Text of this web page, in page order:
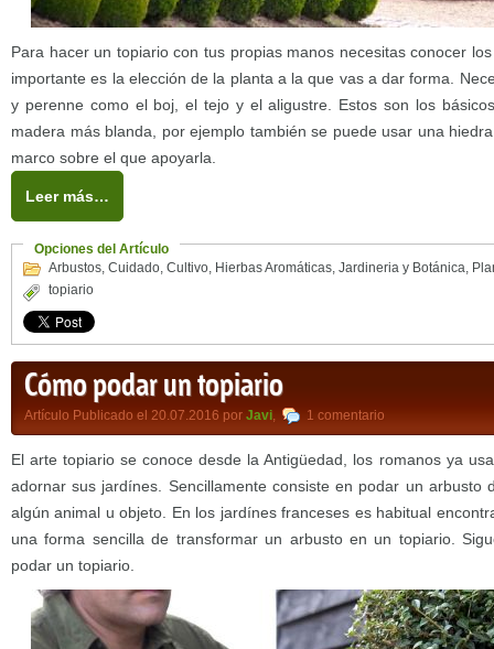
Para hacer un topiario con tus propias manos necesitas conocer
importante es la elección de la planta a la que vas a dar forma.
y perenne como el boj, el tejo y el aligustre. Estos son los
madera más blanda, por ejemplo también se puede usar una
marco sobre el que apoyarla.
Leer más…
Opciones del Artículo
Arbustos, Cuidado, Cultivo, Hierbas Aromáticas, Jardineria y Botánica,
topiario
Cómo podar un topiario
Artículo Publicado el 20.07.2016 por Javi, 1 comentario
El arte topiario se conoce desde la Antigüedad, los romanos ya
adornar sus jardínes. Sencillamente consiste en podar un arbusto
algún animal u objeto. En los jardínes franceses es habitual
una forma sencilla de transformar un arbusto en un topiario.
podar un topiario.